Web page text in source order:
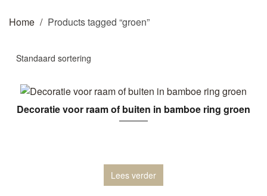
Home Products tagged “groen”
Decoratie voor raam of buiten in bamboe ring groen
Lees verder